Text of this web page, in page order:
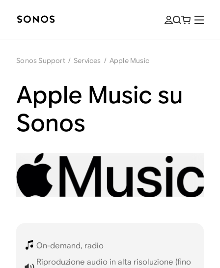
Sonos Support / Services / Apple Music
Apple Music su
Sonos
On-demand, radio
Riproduzione audio in alta risoluzione (fino